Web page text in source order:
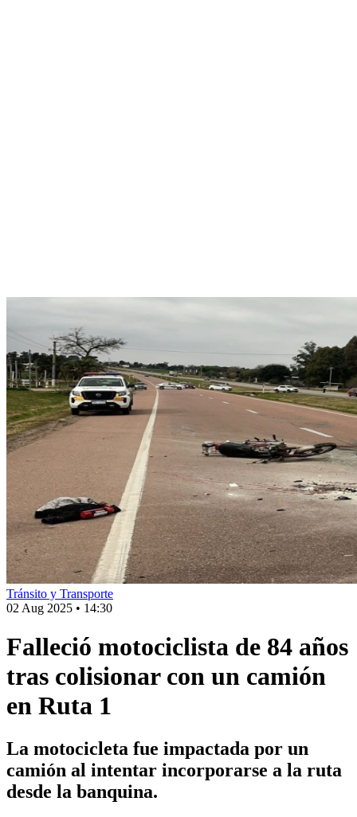
Tránsito y Transporte
02 Aug 2025 • 14:30
Falleció motociclista de 84 años
tras colisionar con un camión
en Ruta 1
La motocicleta fue impactada por un
camión al intentar incorporarse a la ruta
desde la banquina.